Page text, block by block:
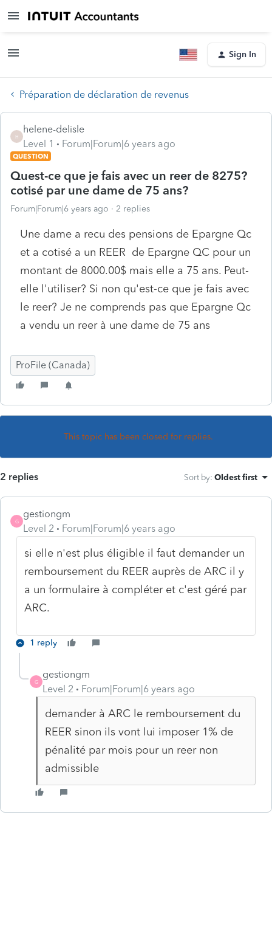
Sign In
Préparation de déclaration de revenus
H
helene-delisle
Level 1
Forum|Forum|6 years ago
QUESTION
Quest-ce que je fais avec un reer de 8275?
cotisé par une dame de 75 ans?
Forum|Forum|6 years ago 2 replies
Une dame a recu des pensions de Epargne Qc
et a cotisé a un REER de Epargne QC pour un
montant de 8000.00$ mais elle a 75 ans. Peut-
elle l'utiliser? Si non qu'est-ce que je fais avec
le reer? Je ne comprends pas que Epargne Qc
a vendu un reer à une dame de 75 ans
ProFile (Canada)
This topic has been closed for replies.
2 replies Sort by: Oldest first
G
gestiongm
Level 2
Forum|Forum|6 years ago
si elle n'est plus éligible il faut demander un
remboursement du REER auprès de ARC il y
a un formulaire à compléter et c'est géré par
ARC.
1 reply
G
gestiongm
Level 2
Forum|Forum|6 years ago
demander à ARC le remboursement du
REER sinon ils vont lui imposer 1% de
pénalité par mois pour un reer non
admissible